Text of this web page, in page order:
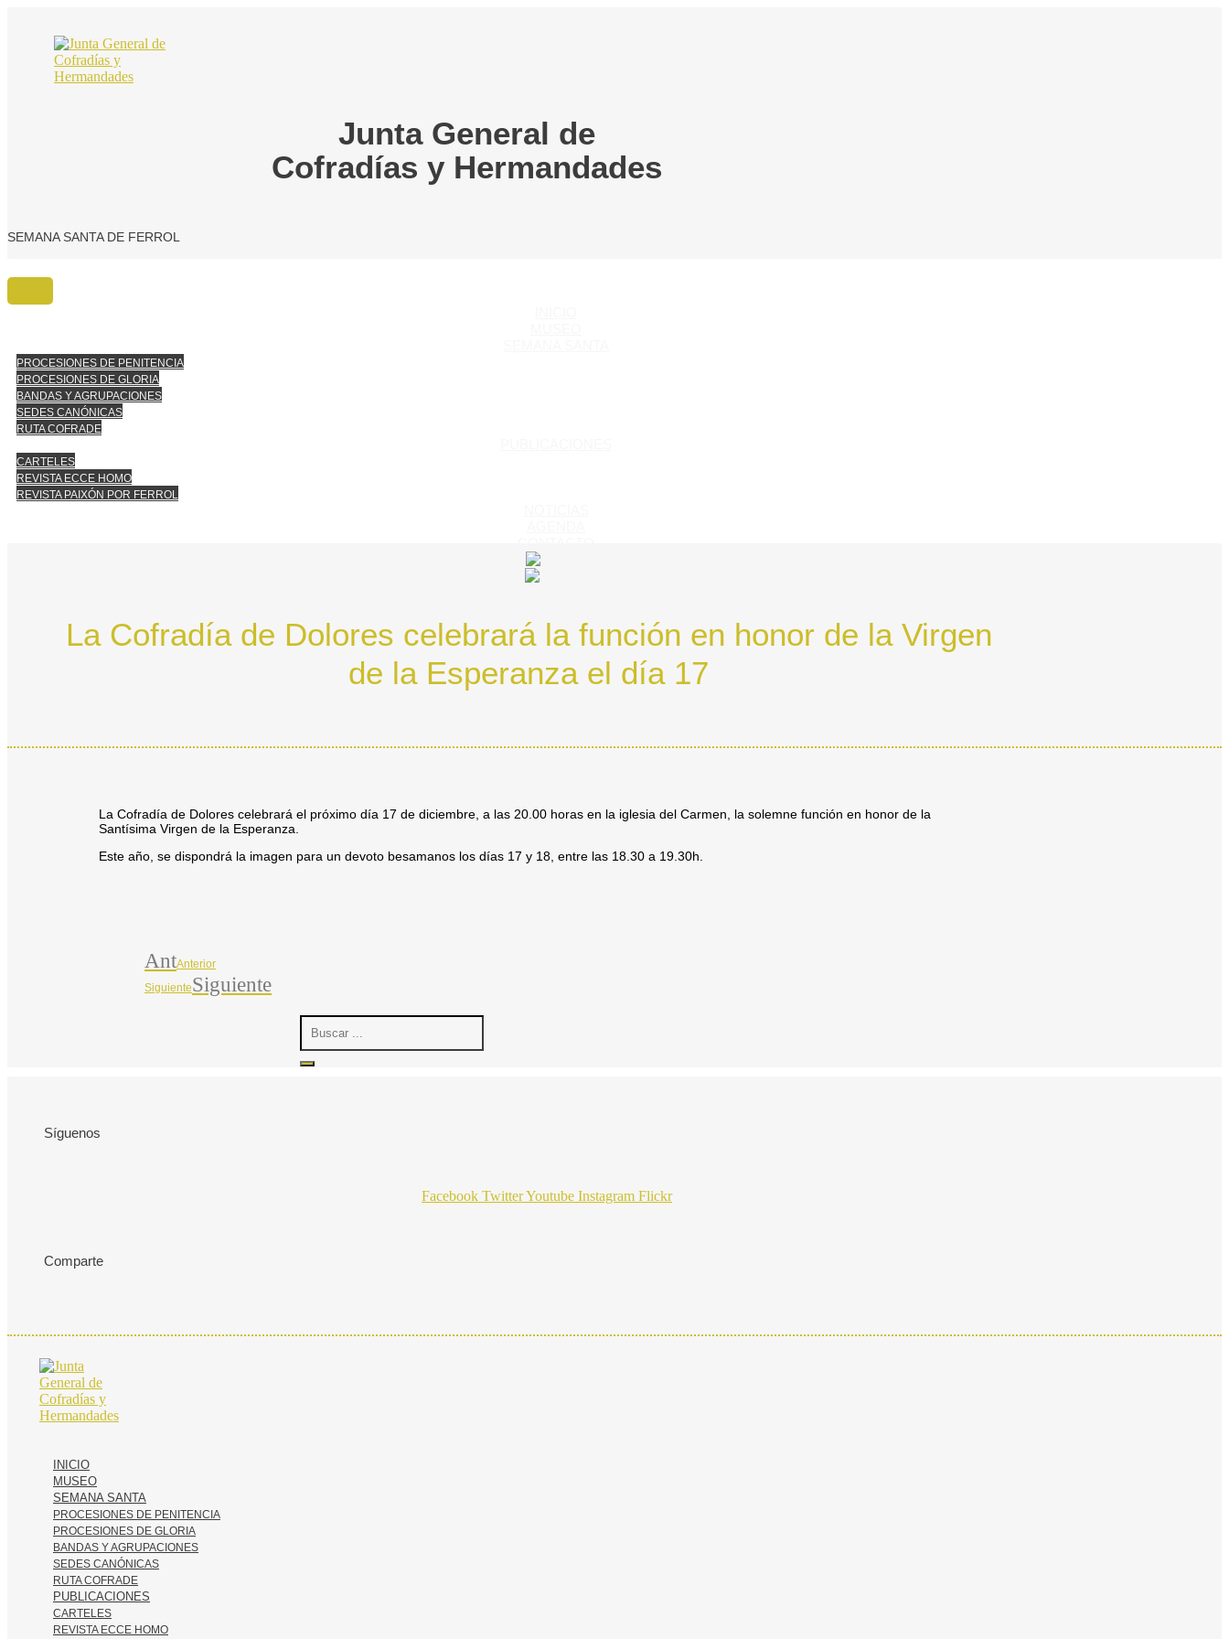
contenido
Junta General de
Cofradías y Hermandades
SEMANA SANTA DE FERROL
PROCESIONES DE PENITENCIA
PROCESIONES DE GLORIA
BANDAS Y AGRUPACIONES
SEDES CANÓNICAS
RUTA COFRADE
CARTELES
REVISTA ECCE HOMO
REVISTA PAIXÓN POR FERROL
La Cofradía de Dolores celebrará la función en honor de la Virgen
de la Esperanza el día 17
La Cofradía de Dolores celebrará el próximo día 17 de diciembre, a las 20.00 horas en la iglesia del Carmen, la solemne función en honor de la
Santísima Virgen de la Esperanza.
Este año, se dispondrá la imagen para un devoto besamanos los días 17 y 18, entre las 18.30 a 19.30h.
AntAnterior
SiguienteSiguiente
Search
Síguenos
Facebook TwitterYoutube Instagram Flickr
Comparte
INICIO
MUSEO
SEMANA SANTA
PROCESIONES DE PENITENCIA
PROCESIONES DE GLORIA
BANDAS Y AGRUPACIONES
SEDES CANÓNICAS
RUTA COFRADE
PUBLICACIONES
CARTELES
REVISTA ECCE HOMO